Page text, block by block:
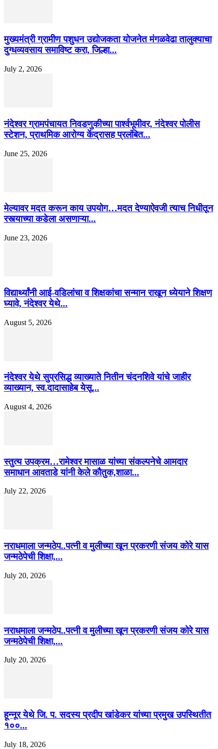
मुख्यमंत्री ग्रामीण पशुधन उद्योजकता योजनेत मंगळवेढा तालुक्याचा
दुग्धव्यवसाय समाविष्ट करा, जिल्हा...
July 2, 2026
नंदेश्वर ग्रामपंचायत निवडणुकीच्या पार्श्वभूमीवर, नंदेश्वर पोलीस
स्टेशन, प्राथमिक आरोग्य केंद्रासह प्रलंबित...
June 25, 2026
मेल्यावर मदत करून काय उपयोग…मदत देण्याऐवजी त्याच निधीतून
रस्त्याच्या कडेला असणाऱ्या...
June 23, 2026
विद्यार्थ्यांनी आई-वडिलांचा व शिक्षकांचा सन्मान राखून ध्येयाने शिक्षण
घ्यावे, नंदेश्वर येथे...
August 5, 2026
नंदेश्वर येथे सुप्रसिद्ध व्याख्याते नितीन चंदनशिवे यांचे जाहीर
व्याख्यान, स्व.दादासाहेब येसू...
August 4, 2026
स्तुत्य उपक्रम…रामेश्वर मासाळ यांच्या संकल्पनेचे आमदार
समाधान आवताडे यांनी केले कौतुक,शाळा...
July 22, 2026
नराधमाला जन्मठेप..पत्नी व मुलीच्या खून प्रकरणी संजय कोरे यास
जन्मठेपेची शिक्षा,...
July 20, 2026
नराधमाला जन्मठेप..पत्नी व मुलीच्या खून प्रकरणी संजय कोरे यास
जन्मठेपेची शिक्षा,...
July 20, 2026
हून्नूर येथे जि. प. सदस्य प्रदीप खांडेकर यांच्या प्रमुख उपस्थितीत
१००...
July 18, 2026